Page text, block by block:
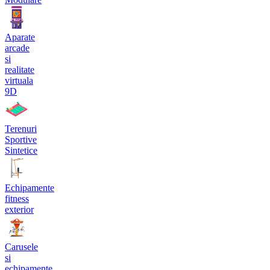
Aparate
arcade
si
realitate
virtuala
9D
Terenuri
Sportive
Sintetice
Echipamente
fitness
exterior
Carusele
si